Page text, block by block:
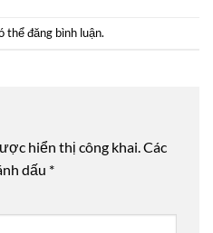
thểđăng bình luận.
hiển thị công khai.Các
dấu *